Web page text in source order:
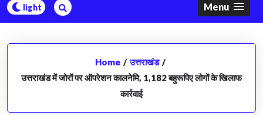
Menu
Home / उत्तराखंड /
उत्तराखंड में जोरों पर ऑपरेशन कालनेमि, 1,182 बहुरूपिए लोगों के खिलाफ
कार्रवाई